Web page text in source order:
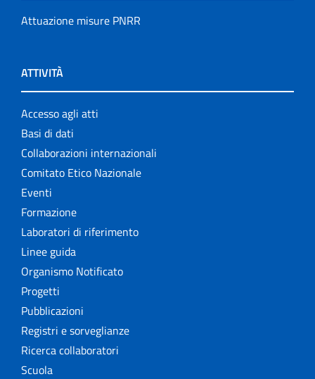
Attuazione misure PNRR
ATTIVITÀ
Accesso agli atti
Basi di dati
Collaborazioni internazionali
Comitato Etico Nazionale
Eventi
Formazione
Laboratori di riferimento
Linee guida
Organismo Notificato
Progetti
Pubblicazioni
Registri e sorveglianze
Ricerca collaboratori
Scuola